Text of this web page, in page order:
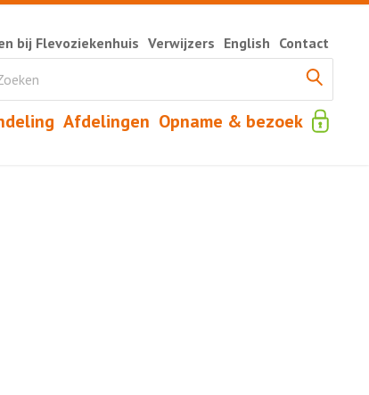
Afdelingen Opname & bezoek
bij Flevoziekenhuis Verwijzers English Contact